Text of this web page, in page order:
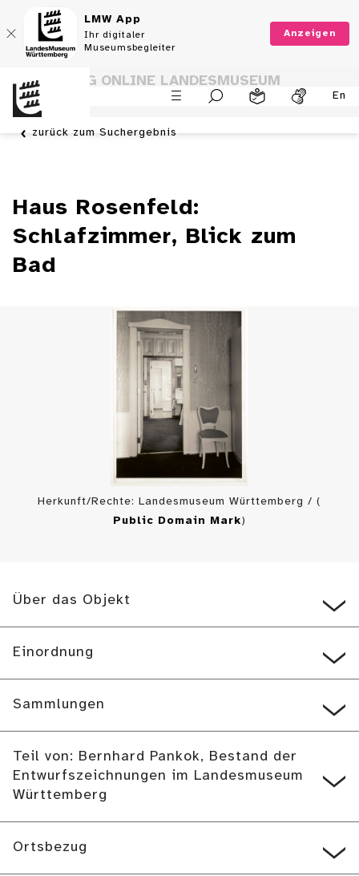
LMW App
Ihr digitaler
Museumsbegleiter
Anzeigen
En
SAMMLUNG ONLINE LANDESMUSEUM
WÜRTTEMBERG
zurück zum Suchergebnis
Haus Rosenfeld:
Schlafzimmer, Blick zum
Bad
Herkunft/Rechte: Landesmuseum Württemberg / (
Public Domain Mark)
Über das Objekt
Einordnung
Sammlungen
Teil von: Bernhard Pankok, Bestand der
Entwurfszeichnungen im Landesmuseum
Württemberg
Ortsbezug